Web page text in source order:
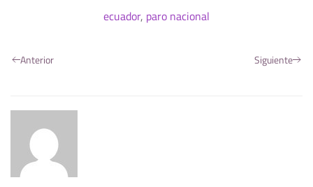
ecuador, paro nacional
Anterior Siguiente